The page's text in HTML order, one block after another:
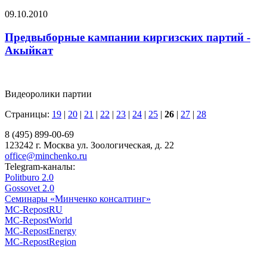
09.10.2010
Предвыборные кампании киргизских партий -
Акыйкат
Видеоролики партии
Страницы: 19 | 20 | 21 | 22 | 23 | 24 | 25 | 26 | 27 | 28
8 (495) 899-00-69
123242 г. Москва ул. Зоологическая, д. 22
office@minchenko.ru
Telegram-каналы:
Politburo 2.0
Gossovet 2.0
Семинары «Минченко консалтинг»
MC-RepostRU
MC-RepostWorld
MC-RepostEnergy
MC-RepostRegion